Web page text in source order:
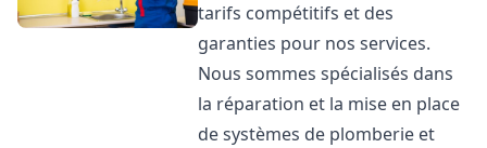
tarifs compétitifs et des
garanties pour nos services.
Nous sommes spécialisés dans
la réparation et la mise en place
de systèmes de plomberie et